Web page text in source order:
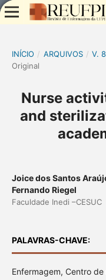
INÍCIO / ARQUIVOS / V.
Original
Nurse
and
Joice dos Santos
Fernando Riegel
Faculdade Inedi –CESUC
PALAVRAS-CHAVE:
Enfermagem, Centro